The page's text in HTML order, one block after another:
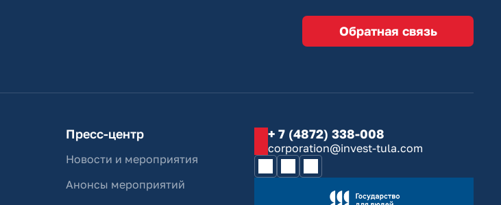
Обратная связь
Пресс-центр
Новости и мероприятия
Анонсы мероприятий
+ 7 (4872) 338-008
corporation@invest-tula.com